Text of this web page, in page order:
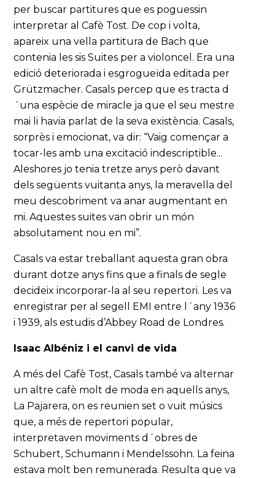
per buscar partitures que es poguessin
interpretar al Cafè Tost. De cop i volta,
apareix una vella partitura de Bach que
contenia les sis Suites per a violoncel. Era una
edició deteriorada i esgrogueïda editada per
Grützmacher. Casals percep que es tracta d
´una espècie de miracle ja que el seu mestre
mai li havia parlat de la seva existència. Casals,
sorprès i emocionat, va dir: “Vaig començar a
tocar-les amb una excitació indescriptible...
Aleshores jo tenia tretze anys però davant
dels següents vuitanta anys, la meravella del
meu descobriment va anar augmentant en
mi. Aquestes suites van obrir un món
absolutament nou en mi”.
Casals va estar treballant aquesta gran obra
durant dotze anys fins que a finals de segle
decideix incorporar-la al seu repertori. Les va
enregistrar per al segell EMI entre l´any 1936
i 1939, als estudis d’Abbey Road de Londres.
Isaac Albéniz i el canvi de vida
A més del Cafè Tost, Casals també va alternar
un altre cafè molt de moda en aquells anys,
La Pajarera, on es reunien set o vuit músics
que, a més de repertori popular,
interpretaven moviments d´obres de
Schubert, Schumann i Mendelssohn. La feina
estava molt ben remunerada. Resulta que va